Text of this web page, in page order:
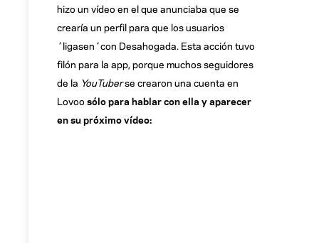
hizo un vídeo en el que anunciaba que se
crearía un perfil para que los usuarios
´ligasen´con Desahogada. Esta acción tuvo
filón para la app, porque muchos seguidores
de la YouTuberse crearon una cuenta en
Lovoo sólo para hablar con ella y aparecer
en su próximo vídeo: